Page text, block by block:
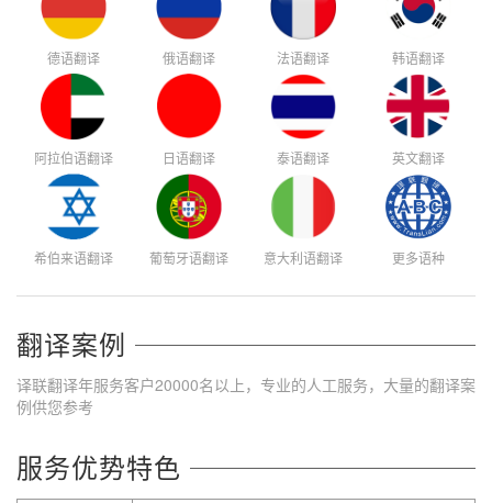
德语翻译 俄语翻译 法语翻译 韩语翻译
阿拉伯语翻译 日语翻译 泰语翻译 英文翻译
希伯来语翻译 葡萄牙语翻译 意大利语翻译 更多语种
翻译案例
译联翻译年服务客户20000名以上，专业的人工服务，大量的翻译案
例供您参考
服务优势特色